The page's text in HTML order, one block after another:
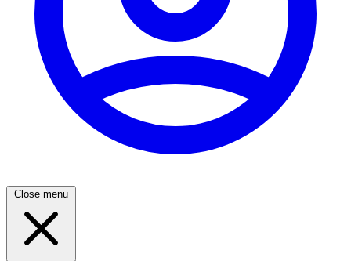
Close menu